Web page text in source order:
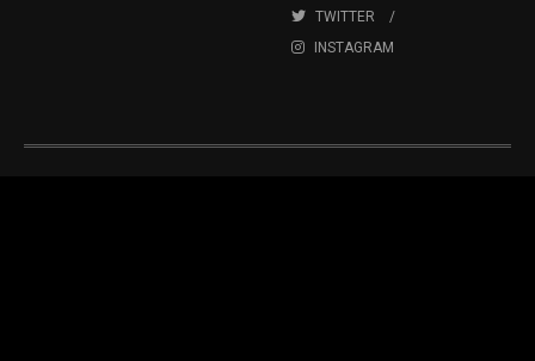
TWITTER
INSTAGRAM